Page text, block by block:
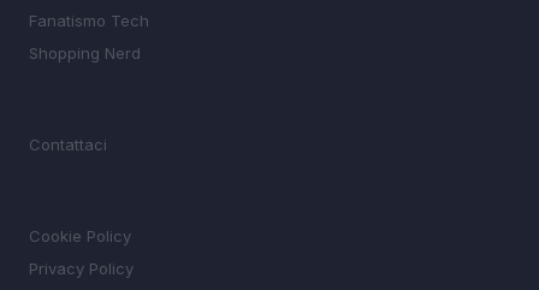
Fanatismo Tech
Shopping Nerd
Contattaci
Cookie Policy
Privacy Policy